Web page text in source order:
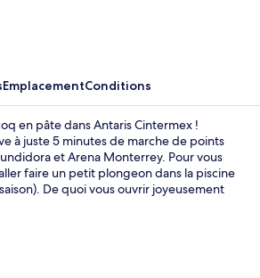
EmplacementConditions
en pâte dans Antaris Cintermex !
à juste 5 minutes de marche de points
et Arena Monterrey. Pour vous
faire un petit plongeon dans la piscine
De quoi vous ouvrir joyeusement
et le dîner. À moins de 5 minutes en
des sites comme Rivière Sainte Lucie et
sont séduits par le personnel
idéal. L'hébergement se situe à une